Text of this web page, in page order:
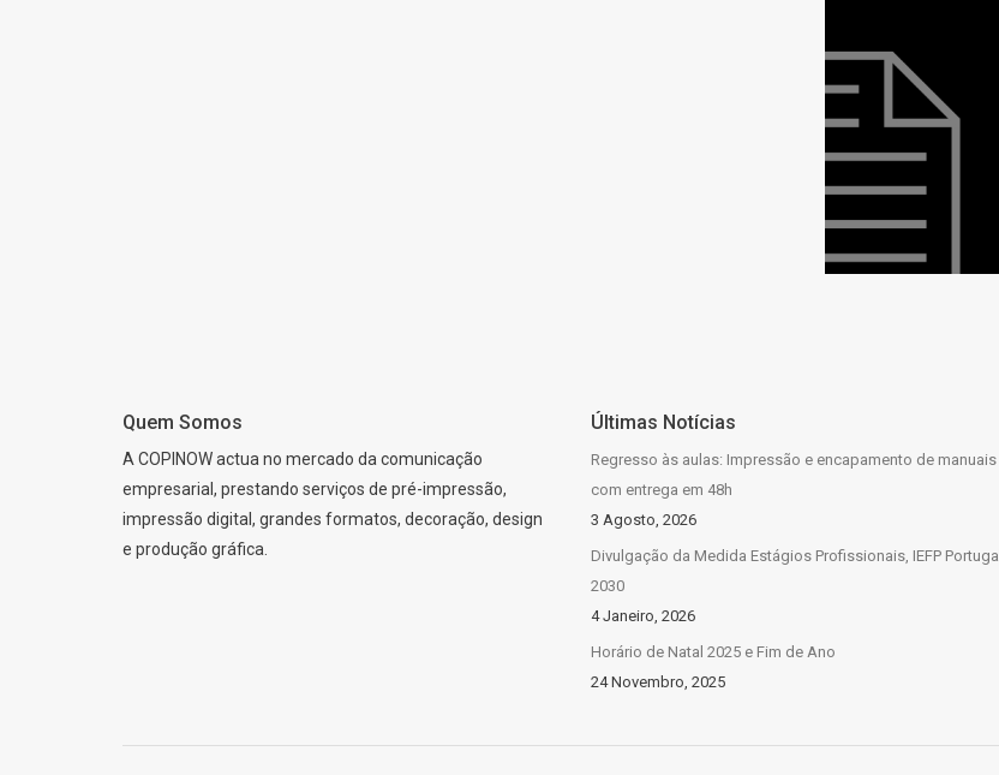
Quem Somos
A COPINOW actua no mercado da comunicação
empresarial, prestando serviços de pré-impressão,
impressão digital, grandes formatos, decoração, design
e produção gráfica.
Últimas Notícias
Regresso às aulas: Impressão e encapamento de manuais
com entrega em 48h
3 Agosto, 2026
Divulgação da Medida Estágios Profissionais, IEFP Portugal
2030
4 Janeiro, 2026
Horário de Natal 2025 e Fim de Ano
24 Novembro, 2025